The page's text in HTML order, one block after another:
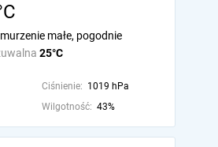
25°C
małe, pogodnie
Ciśnienie: 1019 hPa
Wilgotność: 43%